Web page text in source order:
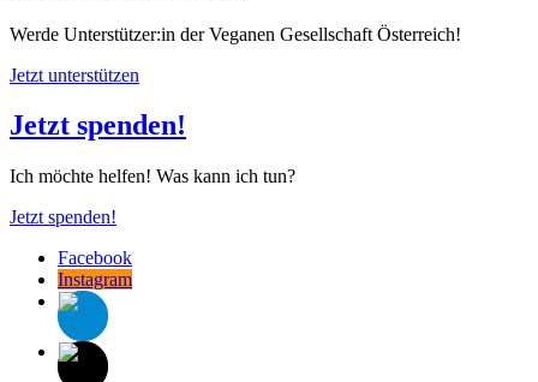
Werde Unterstützer:in der Veganen Gesellschaft Österreich!
Jetzt unterstützen
Jetzt spenden!
Ich möchte helfen! Was kann ich tun?
Jetzt spenden!
Facebook
Instagram